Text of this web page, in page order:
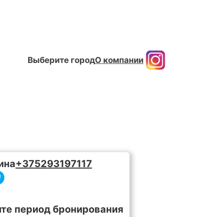
Выберите городО компании
+375293197117
период бронирования